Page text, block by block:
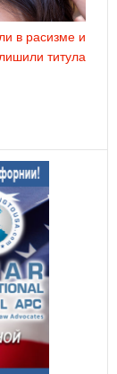
в расизме и
титула